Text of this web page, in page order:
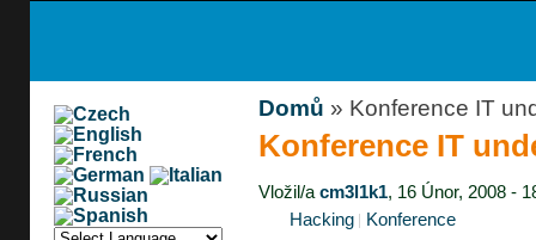
Domů » Konference IT
Konference IT
Vložil/a cm3l1k1, 16 Únor, 2008 -
Hacking
Konference